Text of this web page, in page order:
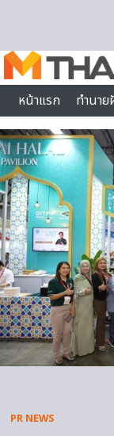
หน้าแรก
ทำนา
ไลฟ์สไตล์
PR NEWS